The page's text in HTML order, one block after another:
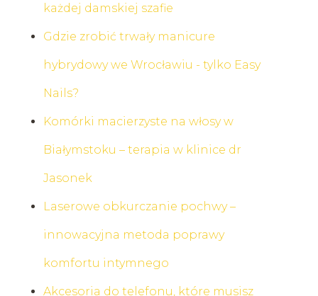
każdej damskiej szafie
Gdzie zrobić trwały manicure
hybrydowy we Wrocławiu - tylko Easy
Nails?
Komórki macierzyste na włosy w
Białymstoku – terapia w klinice dr
Jasonek
Laserowe obkurczanie pochwy –
innowacyjna metoda poprawy
komfortu intymnego
Akcesoria do telefonu, które musisz